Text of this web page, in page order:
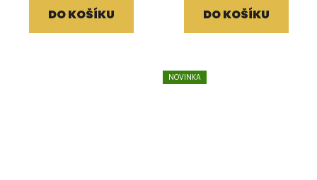
DO KOŠÍKU DO KOŠÍKU
NOVINKA